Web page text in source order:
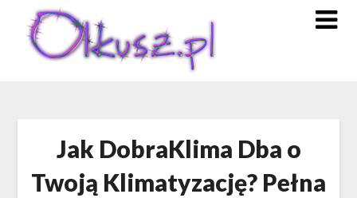
content
Jak DobraKlima Dba o
Twoją Klimatyzację? Pełna